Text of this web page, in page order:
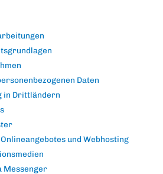
Daten
in Drittländern
und Webhosting
Messenger